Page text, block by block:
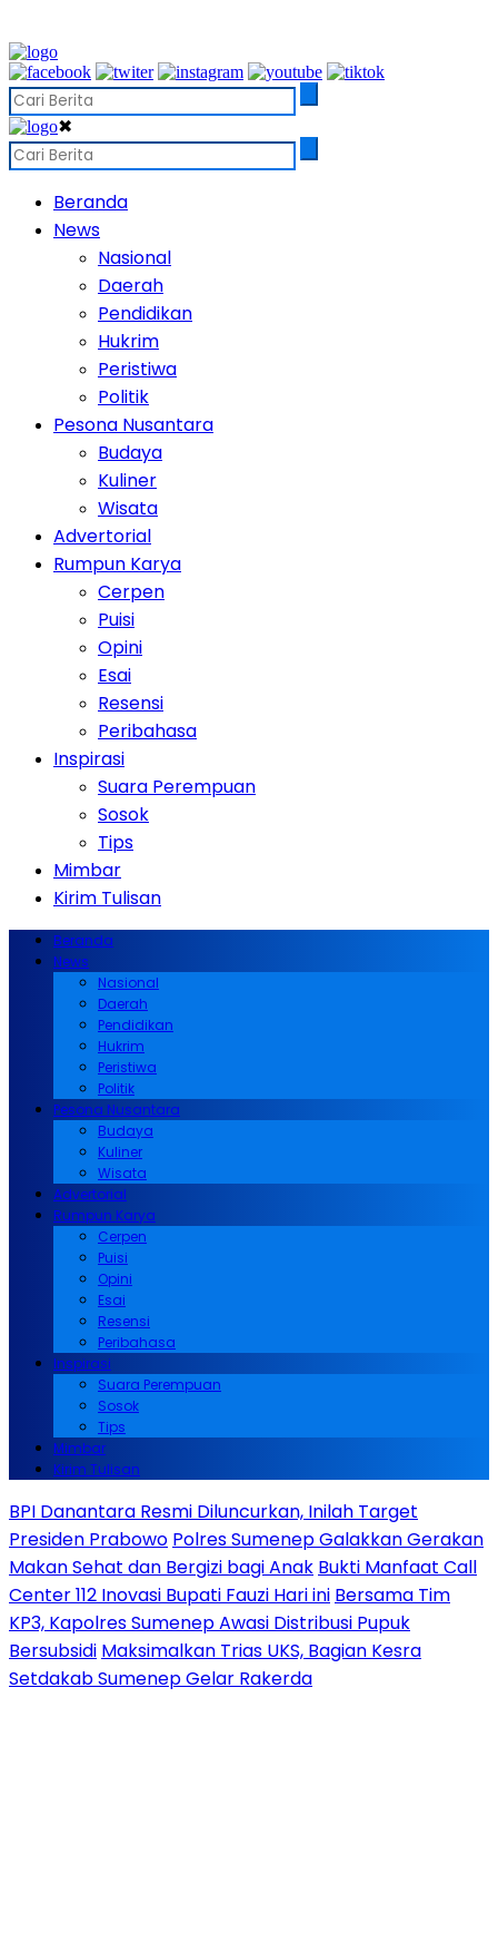
✖
Beranda
News
Nasional
Daerah
Pendidikan
Hukrim
Peristiwa
Politik
Pesona Nusantara
Budaya
Kuliner
Wisata
Advertorial
Rumpun Karya
Cerpen
Puisi
Opini
Esai
Resensi
Peribahasa
Inspirasi
Suara Perempuan
Sosok
Tips
Mimbar
Kirim Tulisan
Beranda
News
Nasional
Daerah
Pendidikan
Hukrim
Peristiwa
Politik
Pesona Nusantara
Budaya
Kuliner
Wisata
Advertorial
Rumpun Karya
Cerpen
Puisi
Opini
Esai
Resensi
Peribahasa
Inspirasi
Suara Perempuan
Sosok
Tips
Mimbar
Kirim Tulisan
BPI Danantara Resmi Diluncurkan, Inilah Target
Presiden Prabowo Polres Sumenep Galakkan Gerakan
Makan Sehat dan Bergizi bagi Anak Bukti Manfaat Call
Center 112 Inovasi Bupati Fauzi Hari ini Bersama Tim
KP3, Kapolres Sumenep Awasi Distribusi Pupuk
Bersubsidi Maksimalkan Trias UKS, Bagian Kesra
Setdakab Sumenep Gelar Rakerda